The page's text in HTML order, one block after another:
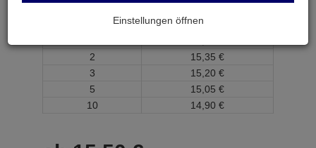
ab Menge
Preis je Stück
2
15, 35 €
3
15, 20 €
5
15, 05 €
10
14, 90 €
Einstellungen öffnen